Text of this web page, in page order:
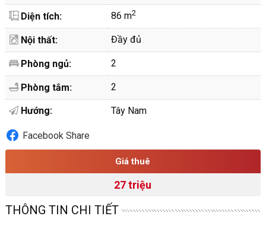
Diện tích: 86 m2
Nội thất: Đầy đủ
Phòng ngủ: 2
Phòng tắm: 2
Hướng: Tây Nam
Facebook Share
Giá thuê
27 triệu
THÔNG TIN CHI TIẾT